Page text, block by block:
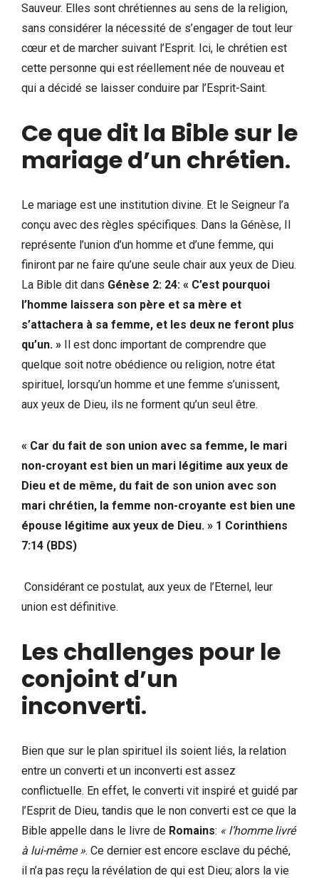
Sauveur. Elles sont chrétiennes au sens de la religion,
sans considérer la nécessité de s’engager de tout leur
cœur et de marcher suivant l’Esprit. Ici, le chrétien est
cette personne qui est réellement née de nouveau et
qui a décidé se laisser conduire par l’Esprit-Saint.
Ce que dit la Bible sur le
mariage d’un chrétien.
Le mariage est une institution divine. Et le Seigneur l’a
conçu avec des règles spécifiques. Dans la Génèse, Il
représente l’union d’un homme et d’une femme, qui
finiront par ne faire qu’une seule chair aux yeux de Dieu.
La Bible dit dans Génèse 2: 24: « C’est pourquoi
l’homme laissera son père et sa mère et
s’attachera à sa femme, et les deux ne feront plus
qu’un. » Il est donc important de comprendre que
quelque soit notre obédience ou religion, notre état
spirituel, lorsqu’un homme et une femme s’unissent,
aux yeux de Dieu, ils ne forment qu’un seul être.
« Car du fait de son union avec sa femme, le mari
non-croyant est bien un mari légitime aux yeux de
Dieu et de même, du fait de son union avec son
mari chrétien, la femme non-croyante est bien une
épouse légitime aux yeux de Dieu. » 1 Corinthiens
7:14 (BDS)
Considérant ce postulat, aux yeux de l’Eternel, leur
union est définitive.
Les challenges pour le
conjoint d’un
inconverti.
Bien que sur le plan spirituel ils soient liés, la relation
entre un converti et un inconverti est assez
conflictuelle. En effet, le converti vit inspiré et guidé par
l’Esprit de Dieu, tandis que le non converti est ce que la
Bible appelle dans le livre de Romains: « l’homme livré
à lui-même ». Ce dernier est encore esclave du péché,
il n’a pas reçu la révélation de qui est Dieu; alors la vie